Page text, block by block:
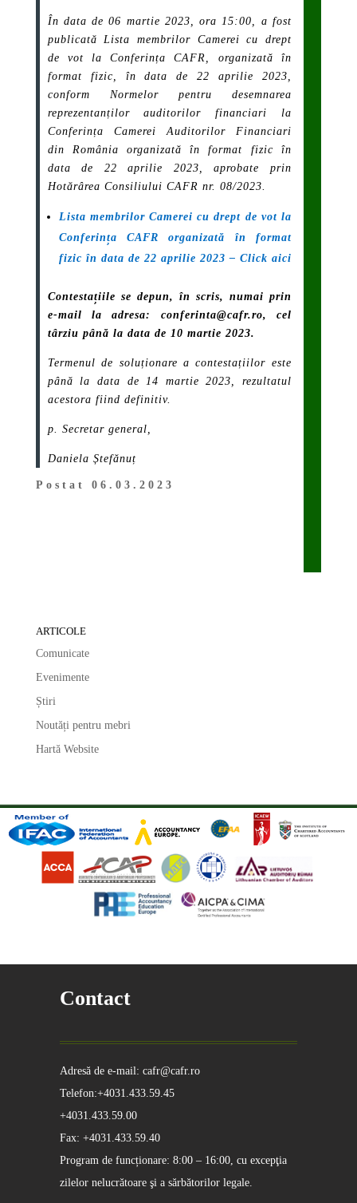
În data de 06 martie 2023, ora 15:00, a fost
publicată Lista membrilor Camerei cu drept
de vot la Conferința CAFR, organizată în
format fizic, în data de 22 aprilie 2023,
conform
Normelor pentru desemnarea
reprezentanților auditorilor financiari la
Conferința Camerei Auditorilor Financiari
din România organizată în format fizic în
data de 22 aprilie 2023 , aprobate prin
Hotărârea Consiliului CAFR nr. 08/2023.
Lista membrilor Camerei cu drept de vot la
Conferința CAFR organizată în format
fizic în data de 22 aprilie 2023 – Click aici
Contestațiile se depun, în scris, numai prin
e-mail la adresa: conferinta@cafr.ro,
cel
târziu până la data de 10 martie 2023.
Termenul de soluționare a contestațiilor este
până la data de 14 martie 2023, rezultatul
acestora fiind definitiv.
p. Secretar general,
Daniela Ștefănuț
Postat 06.03.2023
ARTICOLE
Comunicate
Evenimente
Știri
Noutăți pentru mebri
Hartă Website
Contact
Adresă de e-mail: cafr@cafr.ro
Telefon:+4031.433.59.45
+4031.433.59.00
Fax: +4031.433.59.40
Program de funcționare: 8:00 – 16:00, cu excepţia
zilelor nelucrătoare şi a sărbătorilor legale.